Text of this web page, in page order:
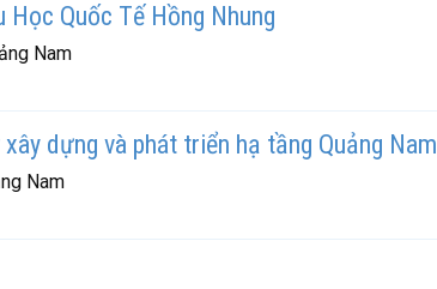
Học Quốc Tế Hồng Nhung
Nam
dựng và phát triển hạ tầng Quảng Nam
Nam